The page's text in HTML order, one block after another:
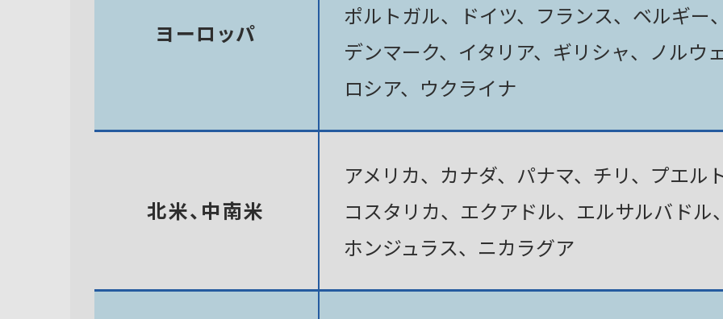
ヨーロッパ
ポルトガル、ドイツ、フランス、ベルギー
デンマーク、イタリア、ギリシャ、ノルウ
ロシア、ウクライナ
北米、中南米
アメリカ、カナダ、パナマ、チリ、プエル
コスタリカ、エクアドル、エルサルバドル
ホンジュラス、ニカラグア